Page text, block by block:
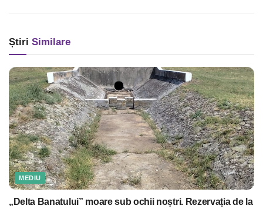
Știri Similare
MEDIU
„Delta Banatului” moare sub ochii noștri. Rezervația de la